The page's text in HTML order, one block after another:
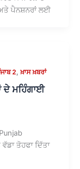
ਅਤੇ ਪੈਨਸ਼ਨਰਾਂ ਲਈ
2,ਖ਼ਾਸ ਖ਼ਬਰਾਂ
ਦੇ ਮਹਿੰਗਾਈ
ਤੋਹਫਾ ਦਿੱਤਾ